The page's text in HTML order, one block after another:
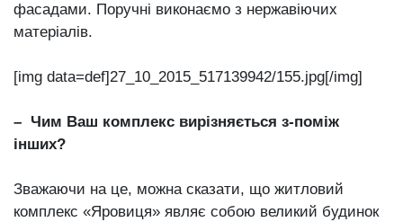
фасадами. Поручні виконаємо з нержавіючих
матеріалів.
[img data=def]27_10_2015_517139942/155.jpg[/img]
– Чим Ваш комплекс вирізняється з-поміж
інших?
Зважаючи на це, можна сказати, що житловий
комплекс «Яровиця» являє собою великий будинок